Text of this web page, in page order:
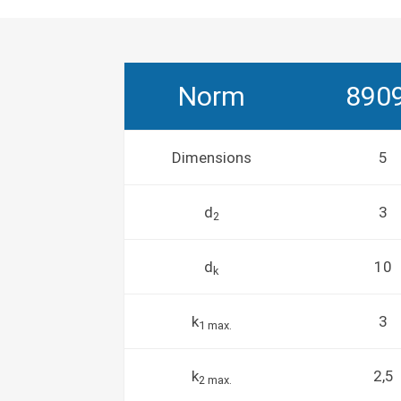
Norm
Dimensions 5
d2 3
dk 10
k1 max. 3
k2 max. 2,5